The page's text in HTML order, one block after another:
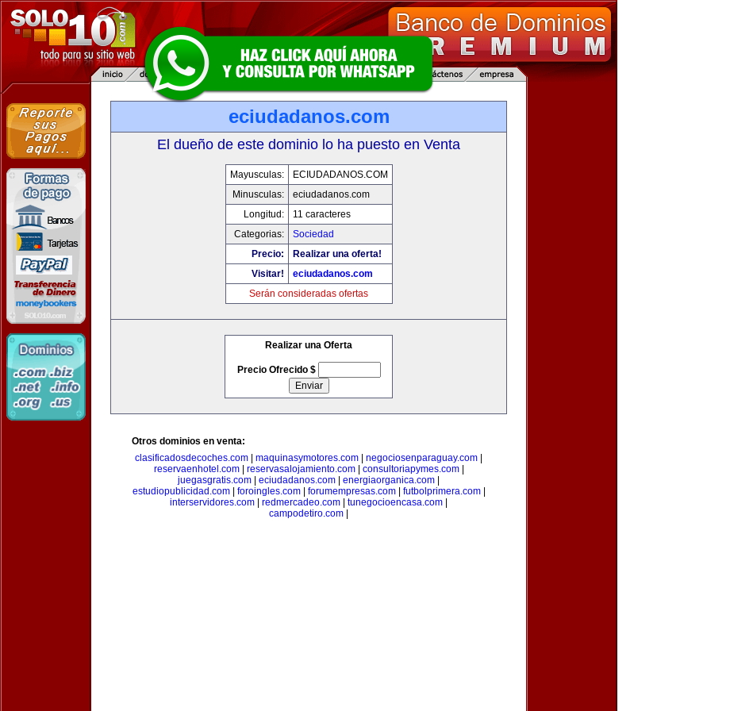
eciudadanos.com
El dueño de este dominio lo ha puesto en Venta
Mayusculas:
ECIUDADANOS.COM
Minusculas:
eciudadanos.com
Longitud:
11 caracteres
Categorias:
Sociedad
Precio:
Realizar una oferta!
Visitar!
eciudadanos.com
Serán consideradas ofertas
Realizar una Oferta
Precio Ofrecido $
Otros dominios en venta:
clasificadosdecoches.com
maquinasymotores.com negociosenparaguay.com
reservaenhotel.com| reservasalojamiento.com| consultoriapymes.com|
juegasgratis.com
eciudadanos.com energiaorganica.com
estudiopublicidad.com| foroingles.com| forumempresas.com| futbolprimera.com|
interservidores.com
redmercadeo.com tunegocioencasa.com
campodetiro.com